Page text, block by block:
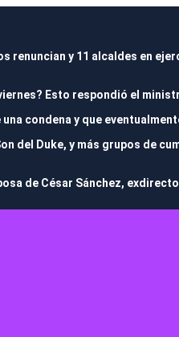
renuncian y 11 alcaldes en
Esto respondió el
condena y que
del Duke, y más grupos de
de César Sánchez,